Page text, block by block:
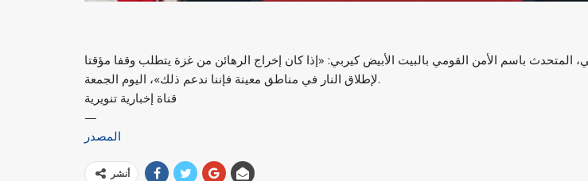
المتحدث باسم الأمن القومي بالبيت الأبيض كيربي: «إذا كان إخراج الرهائن من غزة يتطلب وقفا مؤقتا
لإطلاق النار في مناطق معينة فإننا ندعم ذلك»، اليوم الجمعة.
قناة إخبارية تنويرية
—
المصدر
أنشر